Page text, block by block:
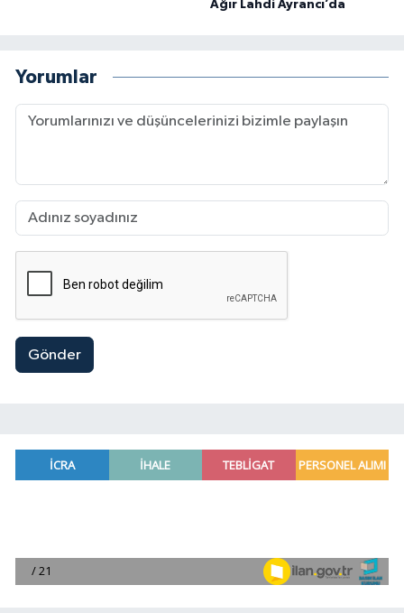
Ağır Lahdi Ayrancı’da
Yorumlar
Gönder